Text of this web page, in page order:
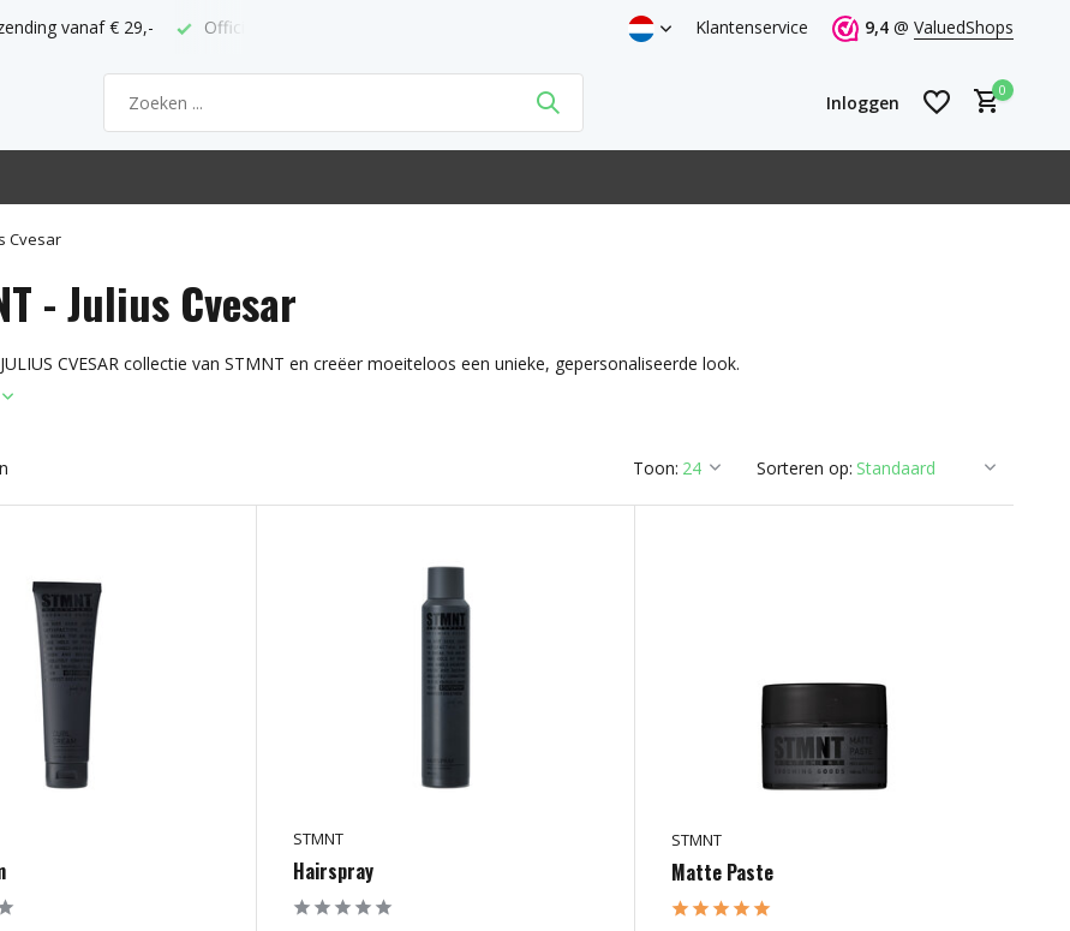
vanaf € 29,- Officieel ABC verkooppunt Bestel voor 21h = volgende werkdag thuis
Klantenservice 9,4 @ ValuedShops
Inloggen
0
Cvesar
- Julius Cvesar
CVESAR collectie van STMNT en creëer moeiteloos een unieke, gepersonaliseerde look.
Toon: Sorteren op:
STMNT
Hairspray
STMNT
Matte Paste